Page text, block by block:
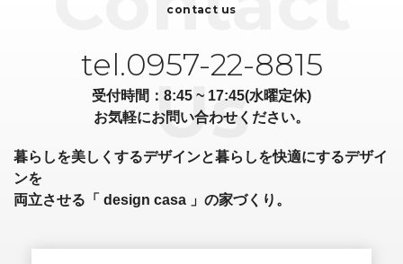
contact us
tel.0957-22-8815
受付時間：8:45 ~ 17:45(水曜定休)
お気軽にお問い合わせください。
暮らしを美しくするデザインと暮らしを快適にするデザイ
ンを
両立させる「 design casa 」の家づくり。